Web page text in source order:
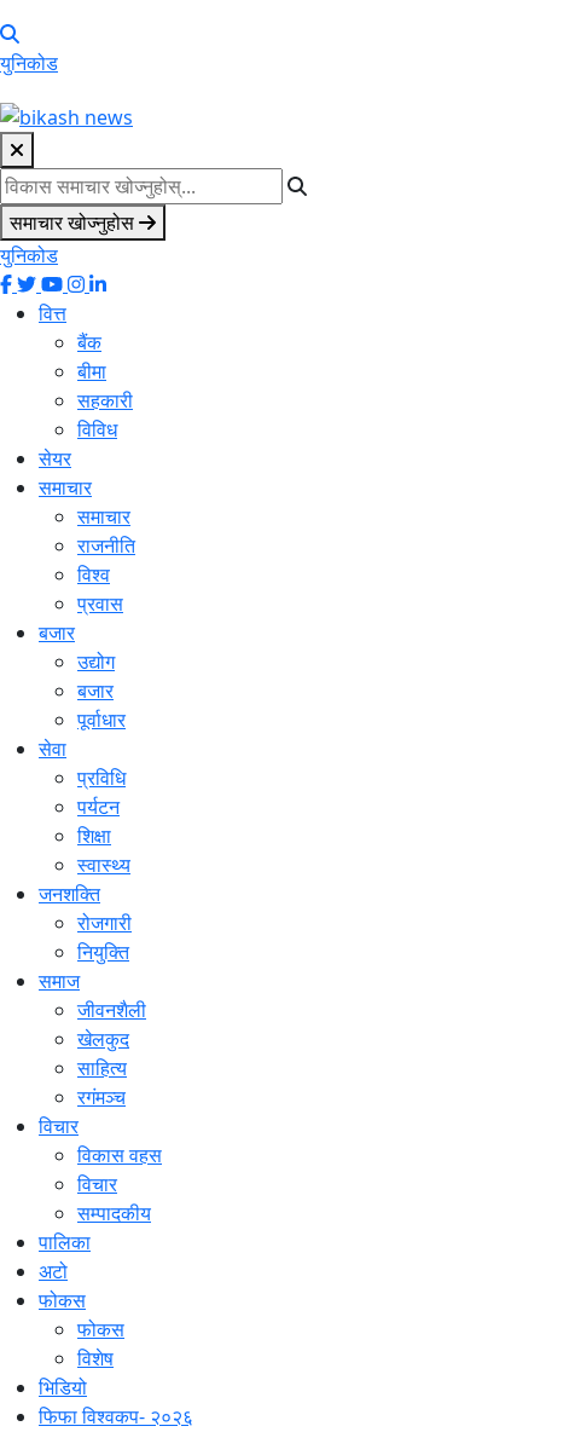
युनिकोड
समाचार खोज्नुहोस
युनिकोड
वित्त
बैंक
बीमा
सहकारी
विविध
सेयर
समाचार
समाचार
राजनीति
विश्व
प्रवास
बजार
उद्योग
बजार
पूर्वाधार
सेवा
प्रविधि
पर्यटन
शिक्षा
स्वास्थ्य
जनशक्ति
रोजगारी
नियुक्ति
समाज
जीवनशैली
खेलकुद
साहित्य
रगंमञ्च
विचार
विकास वहस
विचार
सम्पादकीय
पालिका
अटो
फोकस
फोकस
विशेष
भिडियो
फिफा विश्वकप- २०२६